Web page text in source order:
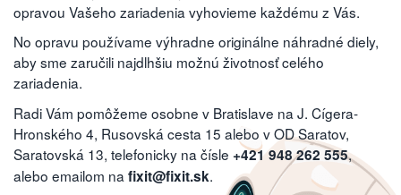
opravou Vašeho zariadenia vyhovieme každému z Vás.
No opravu používame výhradne originálne náhradné diely,
aby sme zaručili najdlhšiu možnú životnosť celého
zariadenia.
Radi Vám pomôžeme osobne v Bratislave na J. Cígera-
Hronského 4, Rusovská cesta 15 alebo v OD Saratov,
Saratovská 13, telefonicky na čísle +421 948 262 555,
alebo emailom na fixit@fixit.sk.